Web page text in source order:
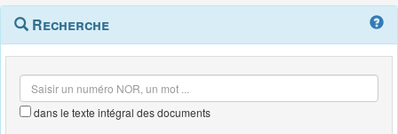
Navigation
outils
Menu
contextuel
Recherche
dans le texte intégral des documents